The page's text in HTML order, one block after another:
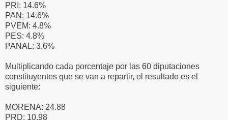
PRI: 14.6%
PAN: 14.6%
PVEM: 4.8%
PES: 4.8%
PANAL: 3.6%
Multiplicando cada porcentaje por las 60 diputaciones
constituyentes que se van a repartir, el resultado es el
siguiente:
MORENA: 24.88
PRD: 10.98